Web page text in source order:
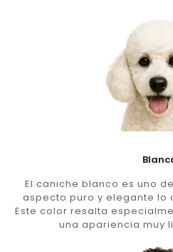
El caniche blanco es uno
aspecto puro y elegante lo
Este color resalta
una apariencia muy